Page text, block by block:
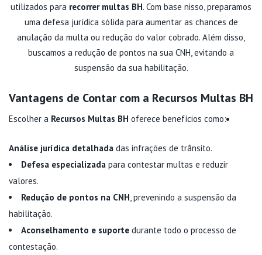
utilizados para recorrer multas BH. Com base nisso, preparamos
uma defesa jurídica sólida para aumentar as chances de
anulação da multa ou redução do valor cobrado. Além disso,
buscamos a redução de pontos na sua CNH, evitando a
suspensão da sua habilitação.
Vantagens de Contar com a Recursos Multas BH
Escolher a Recursos Multas BH oferece benefícios como:
Análise jurídica detalhada das infrações de trânsito.
Defesa especializada para contestar multas e reduzir
valores.
Redução de pontos na CNH , prevenindo a suspensão da
habilitação.
Aconselhamento e suporte durante todo o processo de
contestação.